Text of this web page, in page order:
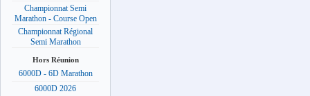
Championnat Semi
Marathon - Course Open
Championnat Régional
Semi Marathon
Hors Réunion
6000D - 6D Marathon
6000D 2026